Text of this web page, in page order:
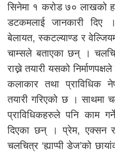
सिनेमा १ करोड ७० लाखको
डटकमलाई जानकारी दिए
बेलायत, स्कटल्याण्ड र
चाम्सले बताएका छन् ।
राख्ने तयारी यसको
कलाकार तथा प्राविधिक
तयारी गरिएको छ । साथमा
प्राविधिकहरुले पनि काम
दिएका छन् । प्रेम, एक्सन
चलचित्र ‘ह्याप्पी डेज’को